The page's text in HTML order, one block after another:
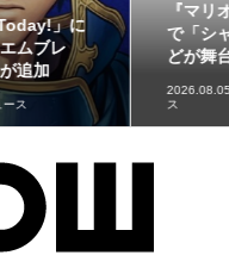
ーストタイプのポケモ
をデザインしたアクリ
アイテム2種が、アイ...
グッズ情報